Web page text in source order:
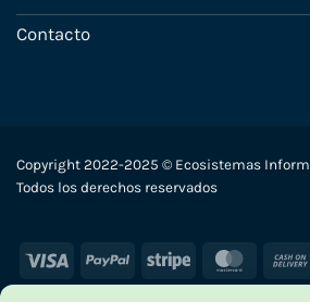
Contacto
Copyright 2022-2025 © Ecosistemas
Todos los derechos reservados
Visa PayPal Stripe